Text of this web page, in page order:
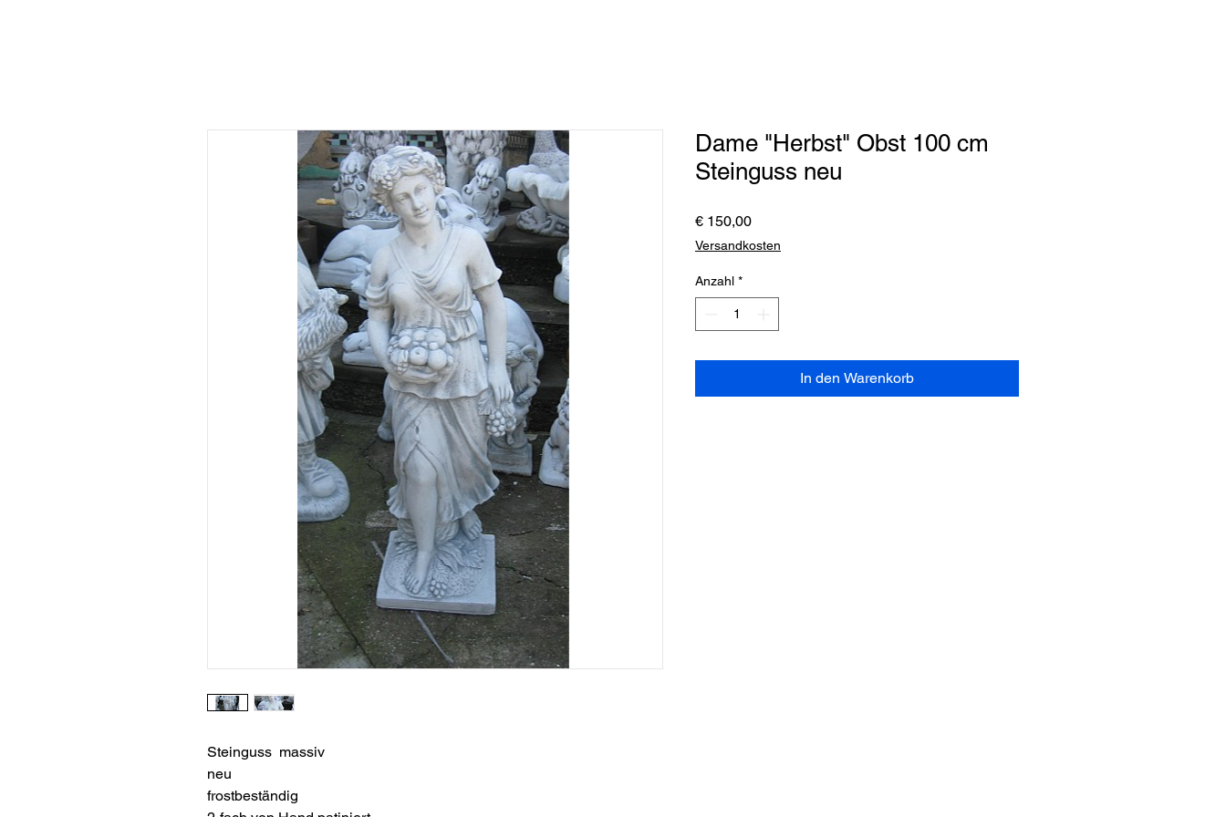
Steinguss massiv
neu
frostbeständig
Dame "Herbst" Obst 100 cm
Steinguss neu
€ 150,00Preis
Versandkosten
Anzahl *
In den Warenkorb